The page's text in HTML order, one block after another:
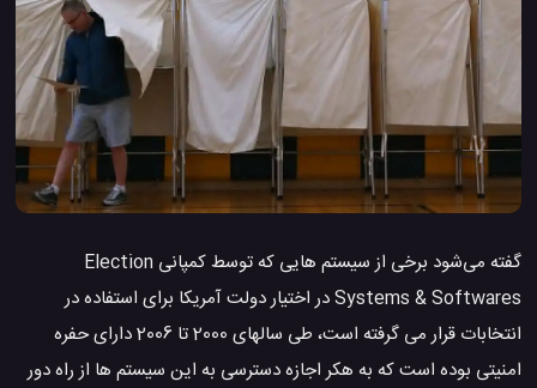
گفته می‌شود برخی از سیستم هایی که توسط کمپانی Election
Systems & Softwares در اختیار دولت آمریکا برای استفاده در
انتخابات قرار می گرفته است، طی سالهای 2000 تا 2006 دارای حفره
امنیتی بوده است که به هکر اجازه دسترسی به این سیستم ها از راه دور